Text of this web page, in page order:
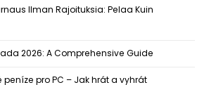
Ilman Rajoituksia: Pelaa Kuin
2026: A Comprehensive Guide
peníze pro PC – Jak hrát a vyhrát